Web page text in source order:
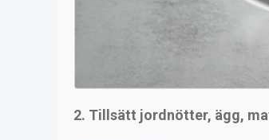
2. Tillsätt jordnötter, ägg,